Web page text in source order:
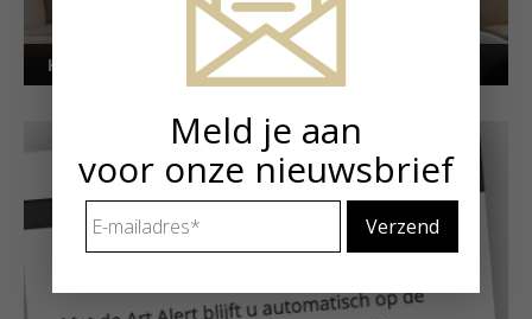
Kunstuitleen voor particulieren
Meld je aan
voor onze nieuwsbrief
mailadres *